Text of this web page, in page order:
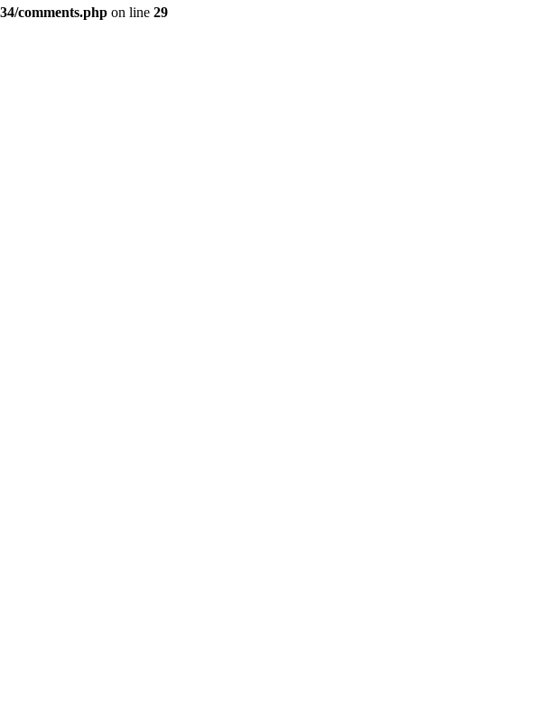
comments.php on line 29